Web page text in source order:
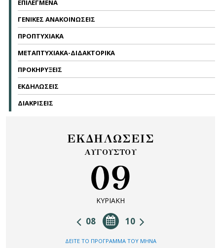
ΕΠΙΛΕΓΜΕΝΑ
ΓΕΝΙΚΕΣ ΑΝΑΚΟΙΝΩΣΕΙΣ
ΠΡΟΠΤΥΧΙΑΚΑ
ΜΕΤΑΠΤΥΧΙΑΚΑ-ΔΙΔΑΚΤΟΡΙΚΑ
ΠΡΟΚΗΡΥΞΕΙΣ
ΕΚΔΗΛΩΣΕΙΣ
ΔΙΑΚΡΙΣΕΙΣ
ΕΚΔΗΛΩΣΕΙΣ
ΑΥΓΟΥΣΤΟΥ
09
ΚΥΡΙΑΚΗ
10
08
ΔΕΙΤΕ ΤΟ ΠΡΟΓΡΑΜΜΑ ΤΟΥ ΜΗΝΑ